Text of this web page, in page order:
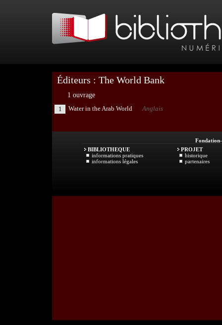
Éditeurs : The World Bank
1 ouvrage
1
Water in the Arab World Anglais
Fondation
BIBLIOTHEQUE
informations pratiques
informations légales
PROJET
historique
partenaires